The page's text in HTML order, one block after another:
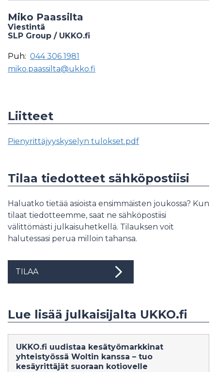
Miko Paassilta
Viestintä
SLP Group / UKKO.fi
Puh: 044 306 1981
miko.paassilta@ukko.fi
Liitteet
Pienyrittäjyyskyselyn tulokset.pdf
Tilaa tiedotteet sähköpostiisi
Haluatko tietää asioista ensimmäisten joukossa? Kun
tilaat tiedotteemme, saat ne sähköpostiisi
välittömästi julkaisuhetkellä. Tilauksen voit
halutessasi perua milloin tahansa.
TILAA
Lue lisää julkaisijalta UKKO.fi
UKKO.fi uudistaa kesätyömarkkinat
yhteistyössä Woltin kanssa – tuo
kesäyrittäjät suoraan kotiovelle